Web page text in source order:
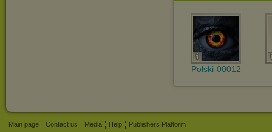
Polski-00012
Main page Contact us Media Help
Publishers Platform